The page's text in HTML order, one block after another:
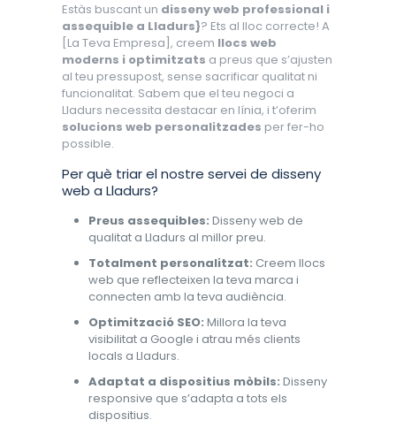
Estàs buscant un disseny web professional i
assequible a Lladurs}? Ets al lloc correcte! A
[La Teva Empresa], creem llocs web
moderns i optimitzats a preus que s’ajusten
al teu pressupost, sense sacrificar qualitat ni
funcionalitat. Sabem que el teu negoci a
Lladurs necessita destacar en línia, i t’oferim
solucions web personalitzades per fer-ho
possible.
Per què triar el nostre servei de disseny
web a Lladurs?
Preus assequibles: Disseny web de
qualitat a Lladurs al millor preu.
Totalment personalitzat: Creem llocs
web que reflecteixen la teva marca i
connecten amb la teva audiència.
Optimització SEO: Millora la teva
visibilitat a Google i atrau més clients
locals a Lladurs.
Adaptat a dispositius mòbils: Disseny
responsive que s’adapta a tots els
dispositius.